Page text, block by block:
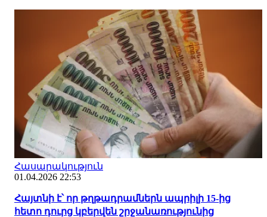
Հասարակություն
01.04.2026 22:53
Հայտնի է՝ որ թղթադրամներն ապրիլի 15-ից
հետո դուրց կբերվեն շրջանառությունից